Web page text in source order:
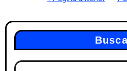
entradas